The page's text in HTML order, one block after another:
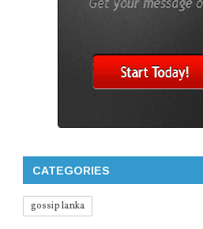
CATEGORIES
gossip lanka